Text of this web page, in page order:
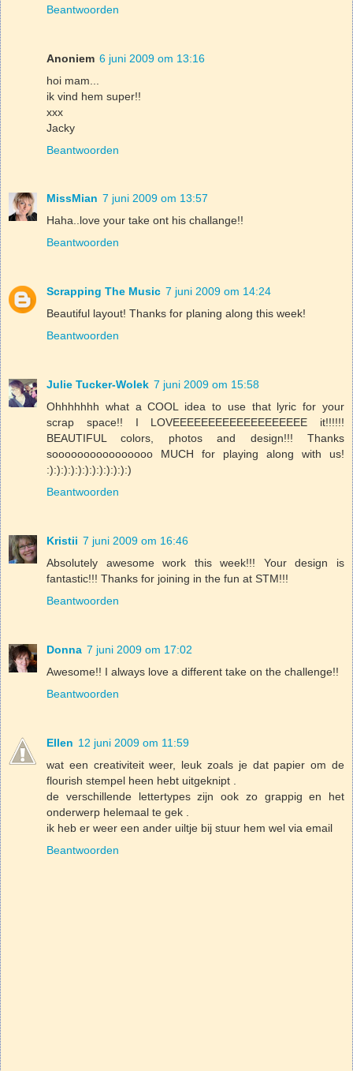
Beantwoorden
Anoniem 6 juni 2009 om 13:16
hoi mam...
ik vind hem super!!
xxx
Jacky
Beantwoorden
MissMian 7 juni 2009 om 13:57
Haha..love your take ont his challange!!
Beantwoorden
Scrapping The Music 7 juni 2009 om 14:24
Beautiful layout! Thanks for planing along this week!
Beantwoorden
Julie Tucker-Wolek 7 juni 2009 om 15:58
Ohhhhhhh what a COOL idea to use that lyric for your
scrap space!! I LOVEEEEEEEEEEEEEEEEEEE it!!!!!!
BEAUTIFUL colors, photos and design!!! Thanks
soooooooooooooooo MUCH for playing along with us!
:):):):):):):):):):):):)
Beantwoorden
Kristii 7 juni 2009 om 16:46
Absolutely awesome work this week!!! Your design is
fantastic!!! Thanks for joining in the fun at STM!!!
Beantwoorden
Donna 7 juni 2009 om 17:02
Awesome!! I always love a different take on the challenge!!
Beantwoorden
Ellen 12 juni 2009 om 11:59
wat een creativiteit weer, leuk zoals je dat papier om de
flourish stempel heen hebt uitgeknipt .
de verschillende lettertypes zijn ook zo grappig en het
onderwerp helemaal te gek .
ik heb er weer een ander uiltje bij stuur hem wel via email
Beantwoorden